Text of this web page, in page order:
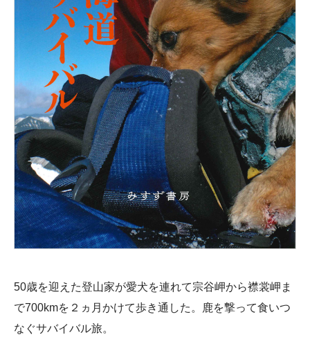
50歳を迎えた登山家が愛犬を連れて宗谷岬から襟裳岬ま
で700kmを２ヵ月かけて歩き通した。鹿を撃って食いつ
なぐサバイバル旅。